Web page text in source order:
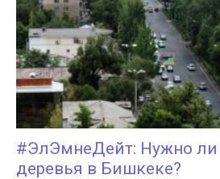
#ЭлЭмнеДейт: Нужно ли
деревья в Бишкеке?